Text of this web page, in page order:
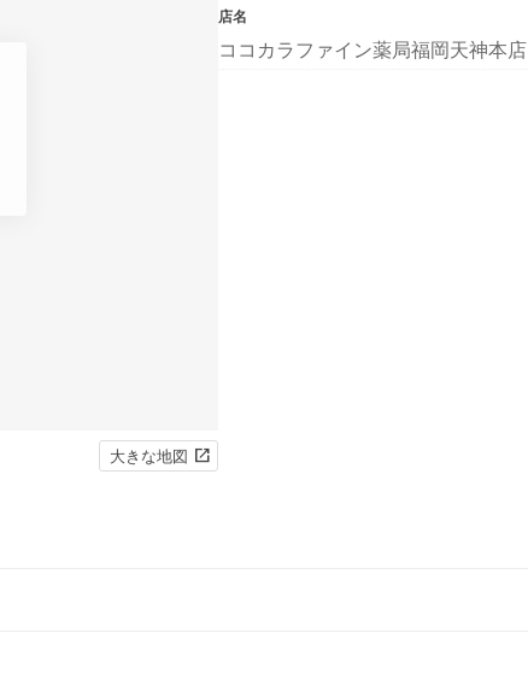
大きな地図
店名
ココカラファイン薬局福岡天神本店